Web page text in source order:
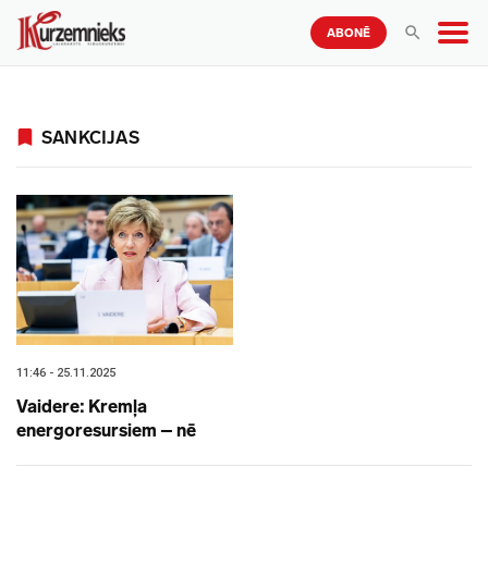
ABONĒ
SANKCIJAS
11:46 - 25.11.2025
Vaidere: Kremļa
energoresursiem – nē